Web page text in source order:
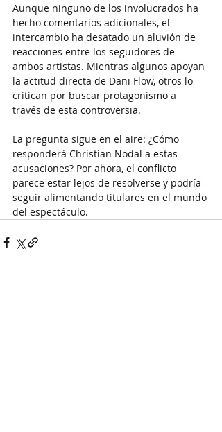
Aunque ninguno de los involucrados ha
hecho comentarios adicionales, el
intercambio ha desatado un aluvión de
reacciones entre los seguidores de
ambos artistas. Mientras algunos apoyan
la actitud directa de Dani Flow, otros lo
critican por buscar protagonismo a
través de esta controversia.
La pregunta sigue en el aire: ¿Cómo
responderá Christian Nodal a estas
acusaciones? Por ahora, el conflicto
parece estar lejos de resolverse y podría
seguir alimentando titulares en el mundo
del espectáculo.